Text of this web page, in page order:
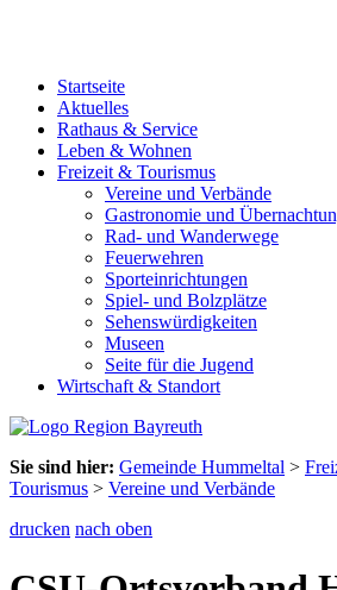
Startseite
Aktuelles
Rathaus & Service
Leben & Wohnen
Freizeit & Tourismus
Vereine und Verbände
Gastronomie und
Rad- und Wanderwege
Feuerwehren
Sporteinrichtungen
Spiel- und Bolzplätze
Sehenswürdigkeiten
Museen
Seite für die Jugend
Wirtschaft & Standort
Sie sind hier: Gemeinde Hummeltal >
Tourismus > Vereine und Verbände
drucken nach oben